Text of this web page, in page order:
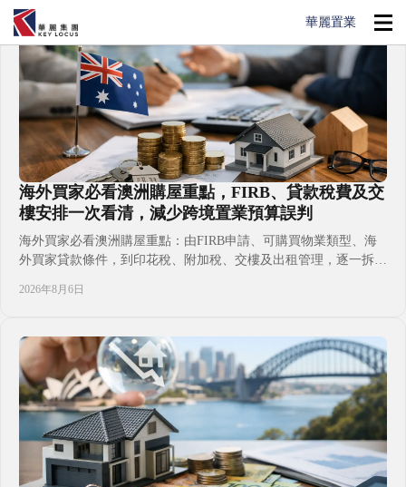
海外買家必看澳洲購屋重點，FIRB、貸款稅費及交
樓安排一次看清，減少跨境置業預算誤判
海外買家必看澳洲購屋重點：由FIRB申請、可購買物業類型、海
外買家貸款條件，到印花稅、附加稅、交樓及出租管理，逐一拆解
置澳洲資產，先把地段、現金流、持有成本與時間表放在同一張預
金壓力。
2026年8月6日
華麗置業